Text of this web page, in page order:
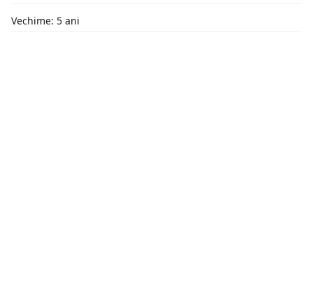
Vechime: 5 ani